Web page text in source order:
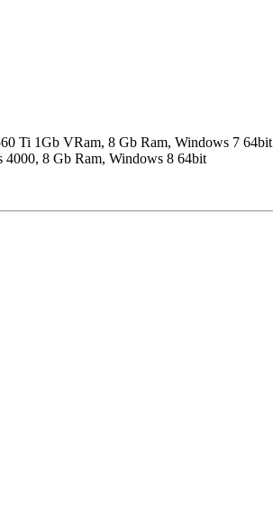
Ti 1Gb VRam, 8 Gb Ram, Windows 7 64bit
8 Gb Ram, Windows 8 64bit